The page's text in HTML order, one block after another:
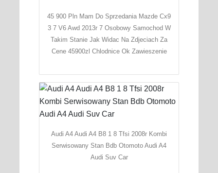
45 900 Pln Mam Do Sprzedania Mazde Cx9
3 7 V6 Awd 2013r 7 Osobowy Samochod W
Takim Stanie Jak Widac Na Zdjeciach Za
Cene 45900zl Chlodnice Ok Zawieszenie
Audi A4 Audi A4 B8 1 8 Tfsi 2008r Kombi
Serwisowany Stan Bdb Otomoto Audi A4
Audi Suv Car